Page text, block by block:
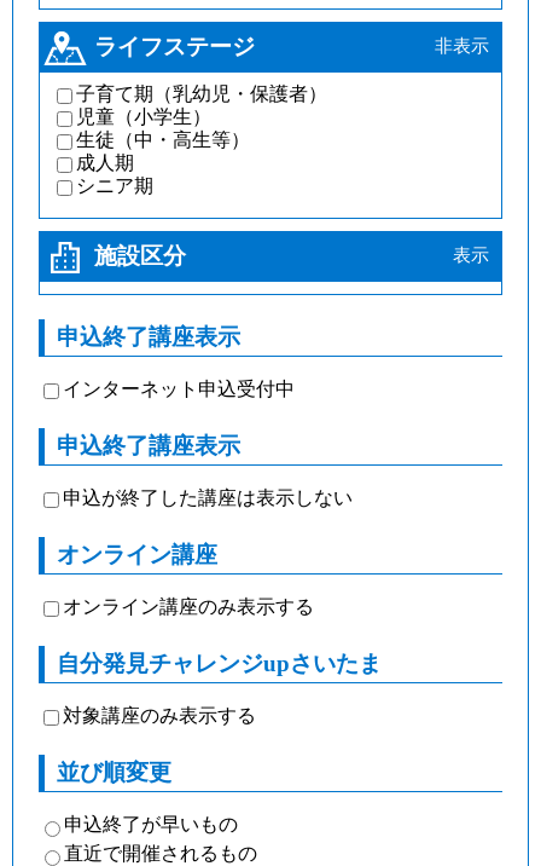
ライフステージ
子育て期（乳幼児・保護者）
児童（小学生）
生徒（中・高生等）
成人期
シニア期
施設区分
申込終了講座表示
インターネット申込受付中
申込終了講座表示
申込が終了した講座は表示しない
オンライン講座
オンライン講座のみ表示する
自分発見チャレンジupさいたま
対象講座のみ表示する
並び順変更
申込終了が早いもの
直近で開催されるもの